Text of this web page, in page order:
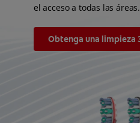
el acceso a todas las áreas.
Obtenga una limpieza